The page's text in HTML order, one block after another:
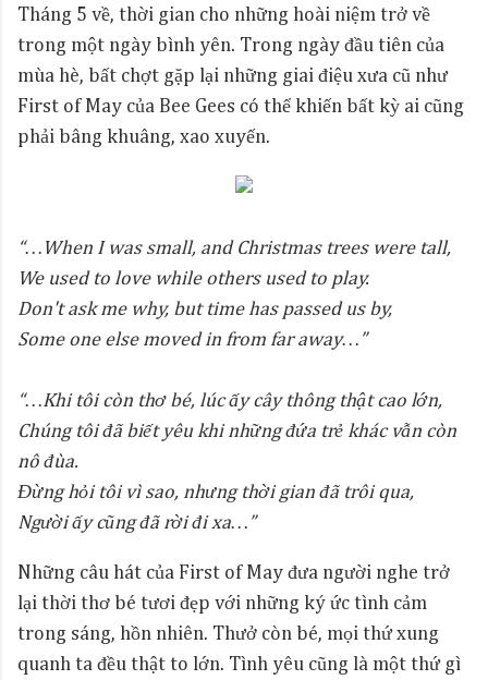
Tháng 5 về, thời gian cho những hoài niệm trở về
trong một ngày bình yên. Trong ngày đầu tiên của
mùa hè, bất chợt gặp lại những giai điệu xưa cũ như
First of May của Bee Gees có thể khiến bất kỳ ai cũng
phải bâng khuâng, xao xuyến.
“…When I was small, and Christmas trees were tall,
We used to love while others used to play.
Don't ask me why, but time has passed us by,
Some one else moved in from far away…”
“…Khi tôi còn thơ bé, lúc ấy cây thông thật cao lớn,
Chúng tôi đã biết yêu khi những đứa trẻ khác vẫn còn
nô đùa.
Đừng hỏi tôi vì sao, nhưng thời gian đã trôi qua,
Người ấy cũng đã rời đi xa…”
Những câu hát của First of May đưa người nghe trở
lại thời thơ bé tươi đẹp với những ký ức tình cảm
trong sáng, hồn nhiên. Thưở còn bé, mọi thứ xung
quanh ta đều thật to lớn. Tình yêu cũng là một thứ gì